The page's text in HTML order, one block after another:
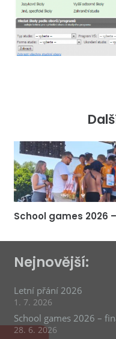
School games 2026
Nejnovější:
Letní přání 2026
1. 7. 2026
School games 2026 –
28. 6. 2026